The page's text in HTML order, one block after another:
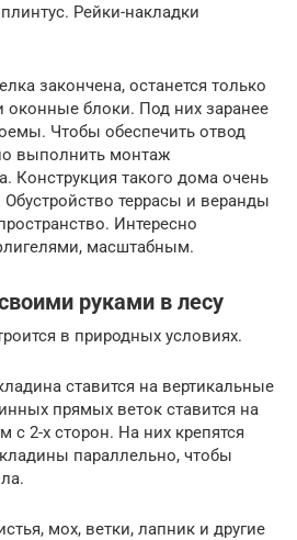
Рейки-накладки
закончена, останется только
оконные блоки. Под них заранее
Чтобы обеспечить отвод
выполнить монтаж
Конструкция такого дома очень
террасы и веранды
Интересно
масштабным.
руками в лесу
в природных условиях.
ставится на вертикальные
прямых веток ставится на
с 2-х сторон. На них крепятся
параллельно, чтобы
мох, ветки, лапник и другие